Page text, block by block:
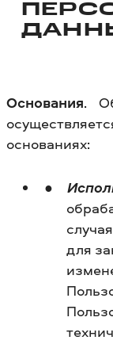
Основания.
основаниях:
для